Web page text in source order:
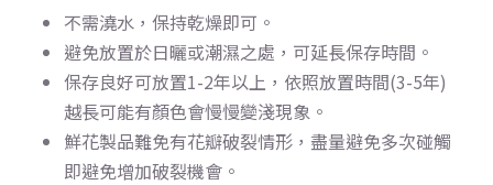
不需澆水，保持乾燥即可。
避免放置於日曬或潮濕之處，可延長保存時間。
保存良好可放置1-2年以上，依照放置時間(3-5年)
越長可能有顏色會慢慢變淺現象。
鮮花製品難免有花瓣破裂情形，盡量避免多次碰觸
即避免增加破裂機會。